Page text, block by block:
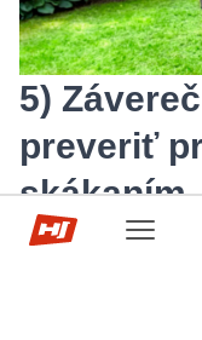
Hop-Sport.sk
Open
5)
preveriť
skákaním
Pred prvým